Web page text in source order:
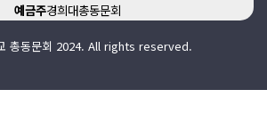
예금주경희대총동문회
총동문회 2024. All rights reserved.